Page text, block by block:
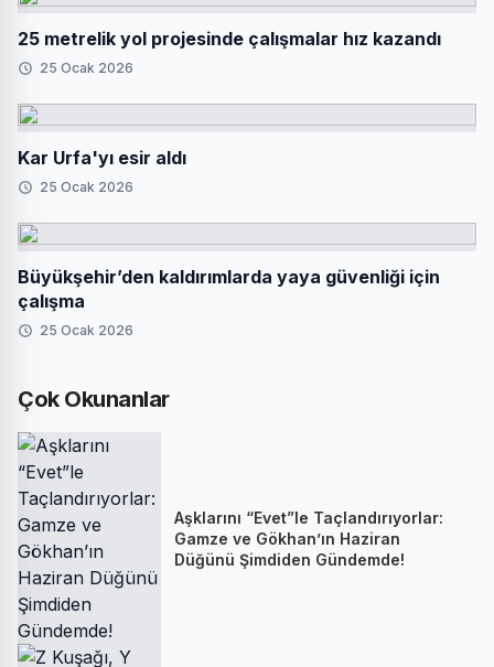
25 metrelik yol projesinde çalışmalar hız kazandı
25 Ocak 2026
Kar Urfa'yı esir aldı
25 Ocak 2026
Büyükşehir’den kaldırımlarda yaya güvenliği için
çalışma
25 Ocak 2026
Çok Okunanlar
Aşklarını “Evet”le Taçlandırıyorlar:
Gamze ve Gökhan’ın Haziran
Düğünü Şimdiden Gündemde!